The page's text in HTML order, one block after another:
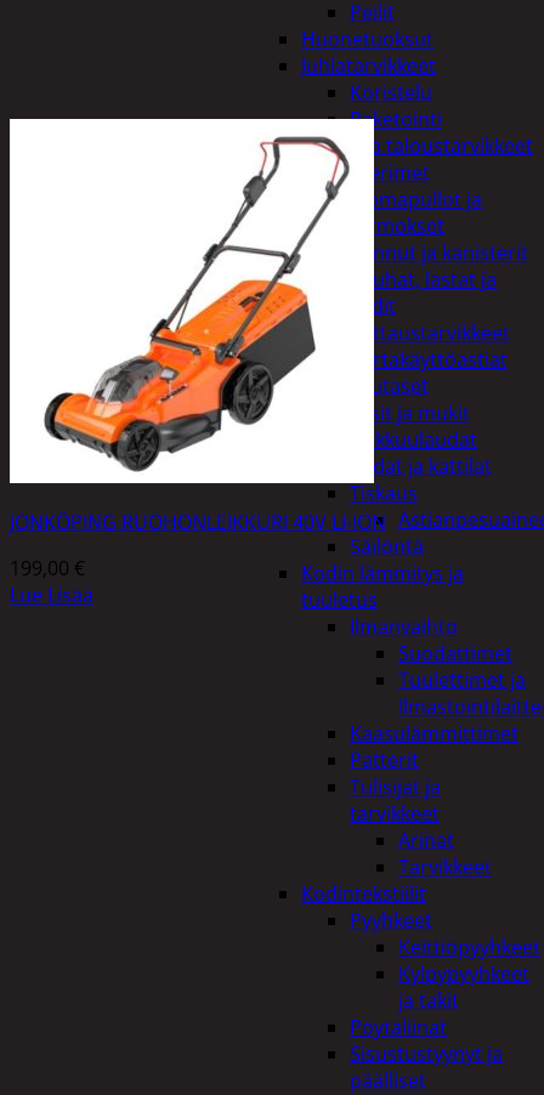
Peilit
Huonetuoksut
Juhlatarvikkeet
Koristelu
Paketointi
Keittiö ja taloustarvikkeet
Aterimet
Juomapullot ja
termokset
Kannut ja kanisterit
Kauhat, lastat ja
sudit
Kattaustarvikkeet
Kertakäyttöastiat
Lautaset
Lasit ja mukit
Leikkuulaudat
Padat ja kattilat
Tiskaus
Säilöntä
Kodin lämmitys ja
tuuletus
Ilmanvaihto
Suodattimet
Tuulettimet ja
Kaasulämmittimet
Patterit
Tulisijat ja
tarvikkeet
Arinat
Tarvikkeet
Kodintekstiilit
Pyyhkeet
Keittiöpyyhkeet
Kylpypyyhkeet
ja takit
Pöytäliinat
Sisustustyynyt ja
päälliset
JONKÖPING RUOHONLEIKKURI 40V LI-ION
199,00 €
Lue Lisää